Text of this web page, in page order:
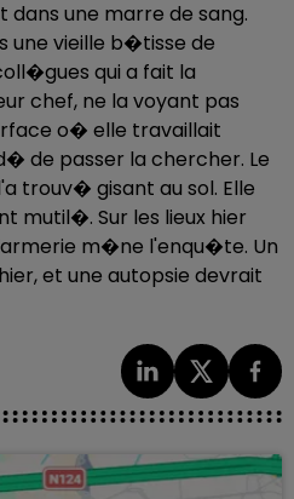
une marre de sang.
une vieille b�tisse de
qui a fait la
chef, ne la voyant pas
o� elle travaillait
de passer la chercher. Le
trouv� gisant au sol. Elle
mutil�. Sur les lieux hier
m�ne l'enqu�te. Un
et une autopsie devrait